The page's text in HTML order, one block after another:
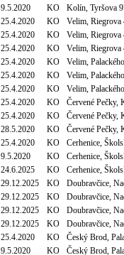
9.5.2020 KO
Kolín, Tyršova
25.4.2020 KO
Velim,
25.4.2020 KO
Velim,
25.4.2020 KO
Velim,
25.4.2020 KO
Velim,
25.4.2020 KO
Velim,
25.4.2020 KO
Velim,
25.4.2020 KO
Červené Pečky,
25.4.2020 KO
Červené Pečky,
28.5.2020 KO
Červené Pečky,
25.4.2020 KO
Cerhenice,
9.5.2020 KO
Cerhenice,
24.6.2025 KO
Cerhenice,
29.12.2025 KO
Doubravčice,
29.12.2025 KO
Doubravčice,
29.12.2025 KO
Doubravčice,
29.12.2025 KO
Doubravčice,
25.4.2020 KO
Český Brod,
9.5.2020 KO
Český Brod,